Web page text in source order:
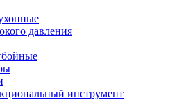
давления
инструмент